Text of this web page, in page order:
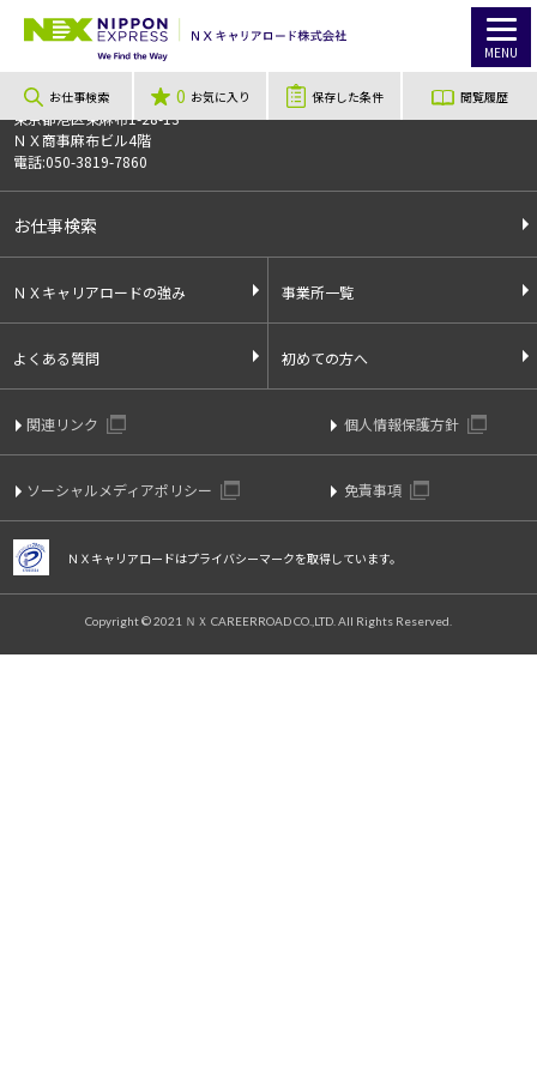
MENU
お仕事検索 0 お気に入り 保存した条件 閲覧履歴
TOP お仕事検索
013540
〒106-0044
東京都港区東麻布1-28-13
ＮＸ商事麻布ビル4階
電話:050-3819-7860
お仕事検索
ＮＸキャリアロードの強み 事業所一覧
よくある質問 初めての方へ
関連リンク 個人情報保護方針
ソーシャルメディアポリシー 免責事項
ＮＸキャリアロードはプライバシーマークを取得しています。
Copyright © 2021 ＮＸ CAREERROAD CO.,LTD. All Rights Reserved.